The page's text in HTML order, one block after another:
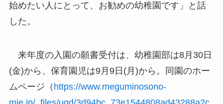
始めたい人にとって、お勧めの幼稚園です」と話
した。
来年度の入園の願書受付は、幼稚園部は8月30日
(金)から、保育園児は9月9日(月)から。同園のホー
ムページ（ https://www.meguminosono-